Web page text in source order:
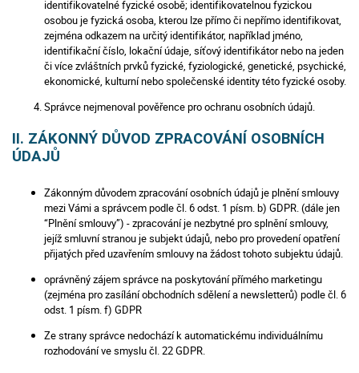
identifikovatelné fyzické osobě; identifikovatelnou fyzickou
osobou je fyzická osoba, kterou lze přímo či nepřímo identifikovat,
zejména odkazem na určitý identifikátor, například jméno,
identifikační číslo, lokační údaje, síťový identifikátor nebo na jeden
či více zvláštních prvků fyzické, fyziologické, genetické, psychické,
ekonomické, kulturní nebo společenské identity této fyzické osoby.
Správce nejmenoval pověřence pro ochranu osobních údajů.
II. ZÁKONNÝ DŮVOD ZPRACOVÁNÍ OSOBNÍCH
ÚDAJŮ
Zákonným důvodem zpracování osobních údajů je plnění smlouvy
mezi Vámi a správcem podle čl. 6 odst. 1 písm. b) GDPR. (dále jen
“Plnění smlouvy”) - zpracování je nezbytné pro splnění smlouvy,
jejíž smluvní stranou je subjekt údajů, nebo pro provedení opatření
přijatých před uzavřením smlouvy na žádost tohoto subjektu údajů.
oprávněný zájem správce na poskytování přímého marketingu
(zejména pro zasílání obchodních sdělení a newsletterů) podle čl. 6
odst. 1 písm. f) GDPR
Ze strany správce nedochází k automatickému individuálnímu
rozhodování ve smyslu čl. 22 GDPR.